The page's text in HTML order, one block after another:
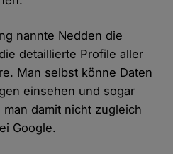
nannte Nedden die
detaillierte Profile aller
Man selbst könne Daten
einsehen und sogar
damit nicht zugleich
Google.